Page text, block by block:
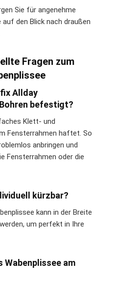
Sie für angenehme
den Blick nach draußen
Fragen zum
Allday
befestigt?
Klett- und
Fensterrahmen haftet. So
anbringen und
Fensterrahmen oder die
kürzbar?
kann in der Breite
um perfekt in Ihre
Wabenplissee am